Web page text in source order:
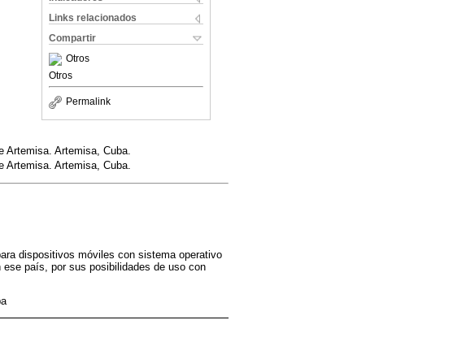
Links relacionados
Compartir
Otros
Otros
Permalink
Artemisa. Artemisa, Cuba.
Artemisa. Artemisa, Cuba.
dispositivos móviles con sistema operativo
país, por sus posibilidades de uso con